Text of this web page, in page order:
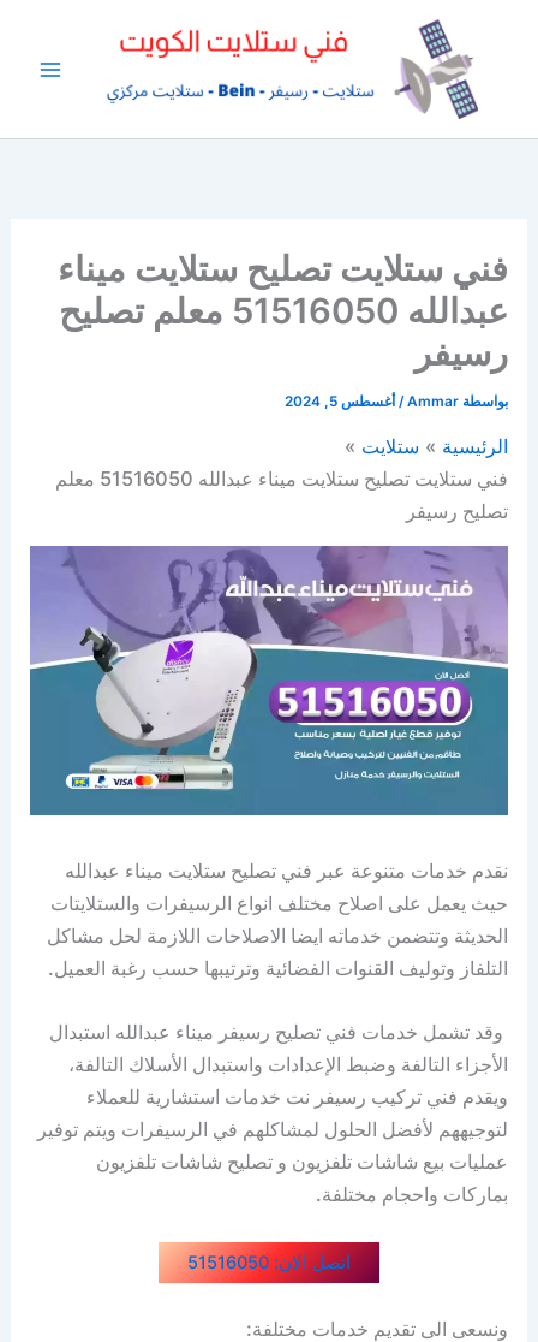
فني ستلايت تصليح ستلايت ميناء
عبدالله 51516050 معلم تصليح
رسيفر
بواسطة Ammar
/ أغسطس 5, 2024
الرئيسية
ستلايت
فني ستلايت تصليح ستلايت ميناء عبدالله 51516050 معلم
تصليح رسيفر
نقدم خدمات متنوعة عبر فني تصليح ستلايت ميناء عبدالله
حيث يعمل على اصلاح مختلف انواع الرسيفرات والستلايتات
الحديثة وتتضمن خدماته ايضا الاصلاحات اللازمة لحل مشاكل
التلفاز وتوليف القنوات الفضائية وترتيبها حسب رغبة العميل.
وقد تشمل خدمات فني تصليح رسيفر ميناء عبدالله استبدال
الأجزاء التالفة وضبط الإعدادات واستبدال الأسلاك التالفة،
ويقدم فني تركيب رسيفر نت خدمات استشارية للعملاء
لتوجيههم لأفضل الحلول لمشاكلهم في الرسيفرات ويتم توفير
عمليات بيع شاشات تلفزيون و تصليح شاشات تلفزيون
بماركات واحجام مختلفة.
اتصل الان: 51516050
ونسعى الى تقديم خدمات مختلفة: